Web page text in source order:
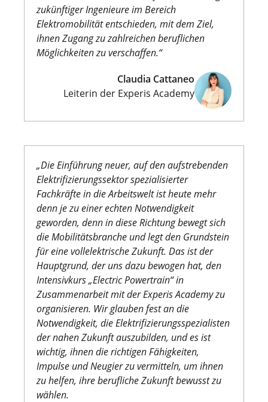
zukünftiger Ingenieure im Bereich
Elektromobilität entschieden, mit dem Ziel,
ihnen Zugang zu zahlreichen beruflichen
Möglichkeiten zu verschaffen.“
Claudia Cattaneo
Leiterin der Experis Academy
„Die Einführung neuer, auf den aufstrebenden
Elektrifizierungssektor spezialisierter
Fachkräfte in die Arbeitswelt ist heute mehr
denn je zu einer echten Notwendigkeit
geworden, denn in diese Richtung bewegt sich
die Mobilitätsbranche und legt den Grundstein
für eine vollelektrische Zukunft. Das ist der
Hauptgrund, der uns dazu bewogen hat, den
Intensivkurs „Electric Powertrain“ in
Zusammenarbeit mit der Experis Academy zu
organisieren. Wir glauben fest an die
Notwendigkeit, die Elektrifizierungsspezialisten
der nahen Zukunft auszubilden, und es ist
wichtig, ihnen die richtigen Fähigkeiten,
Impulse und Neugier zu vermitteln, um ihnen
zu helfen, ihre berufliche Zukunft bewusst zu
wählen.